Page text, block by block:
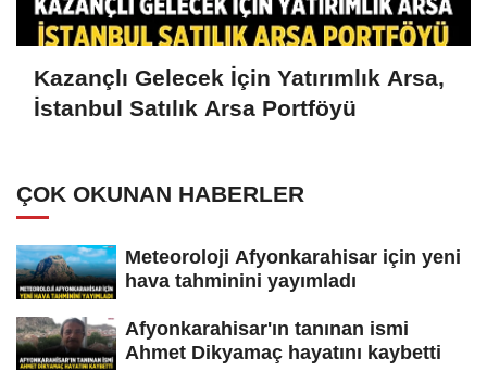
Kazançlı Gelecek İçin Yatırımlık Arsa,
İstanbul Satılık Arsa Portföyü
ÇOK OKUNAN HABERLER
Meteoroloji Afyonkarahisar için yeni
hava tahminini yayımladı
Afyonkarahisar'ın tanınan ismi
Ahmet Dikyamaç hayatını kaybetti